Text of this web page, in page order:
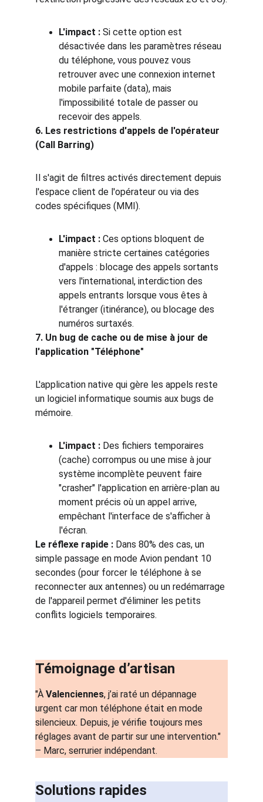
L'impact : Si cette option est
désactivée dans les paramètres réseau
du téléphone, vous pouvez vous
retrouver avec une connexion internet
mobile parfaite (data), mais
l'impossibilité totale de passer ou
recevoir des appels.
6. Les restrictions d'appels de l'opérateur
(Call Barring)
Il s'agit de filtres activés directement depuis
l'espace client de l'opérateur ou via des
codes spécifiques (MMI).
L'impact : Ces options bloquent de
manière stricte certaines catégories
d'appels : blocage des appels sortants
vers l'international, interdiction des
appels entrants lorsque vous êtes à
l'étranger (itinérance), ou blocage des
numéros surtaxés.
7. Un bug de cache ou de mise à jour de
l'application "Téléphone"
L'application native qui gère les appels reste
un logiciel informatique soumis aux bugs de
mémoire.
L'impact : Des fichiers temporaires
(cache) corrompus ou une mise à jour
système incomplète peuvent faire
"crasher" l'application en arrière-plan au
moment précis où un appel arrive,
empêchant l'interface de s'afficher à
l'écran.
Le réflexe rapide : Dans 80% des cas, un
simple passage en mode Avion pendant 10
secondes (pour forcer le téléphone à se
reconnecter aux antennes) ou un redémarrage
de l'appareil permet d'éliminer les petits
conflits logiciels temporaires.
Témoignage d’artisan
"À Valenciennes, j’ai raté un dépannage
urgent car mon téléphone était en mode
silencieux. Depuis, je vérifie toujours mes
réglages avant de partir sur une intervention."
– Marc, serrurier indépendant.
Solutions rapides